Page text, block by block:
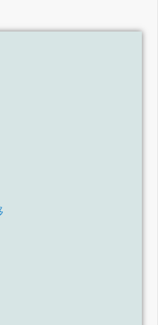
との差異及び剰余金の配当
〔日本基準〕(連結)(公認会
)
〔日本基準〕(連結)
算短信〔日本基準〕(連結)
第2四半期(中間期)業績予想
想の修正に関するお知ら
〔日本基準〕(連結)(公認会
)
〔日本基準〕(連結)
一部変更および配当予想
〕(連結)
の修正(増配)に関するお知
に関するお知らせ
〔日本基準〕(連結)
〔日本基準〕(連結)
〔日本基準〕(連結)
〕(連結)